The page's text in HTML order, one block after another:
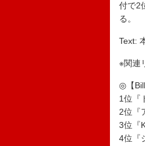
付で2
る。
Text:
※関連
◎【
1位『
2位『
3位『
4位『